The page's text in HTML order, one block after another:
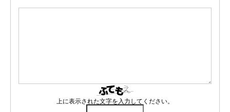
上に表示された文字を入力してください。